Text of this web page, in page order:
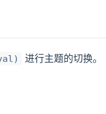
进行主题的切换。